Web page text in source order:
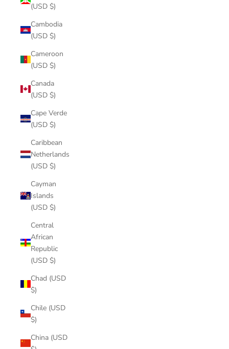
(USD $)
Cambodia
(USD $)
Cameroon
(USD $)
Canada
(USD $)
Cape Verde
(USD $)
Caribbean
Netherlands
(USD $)
Cayman
Islands
(USD $)
Central
African
Republic
(USD $)
Chad (USD
$)
Chile (USD
$)
China (USD